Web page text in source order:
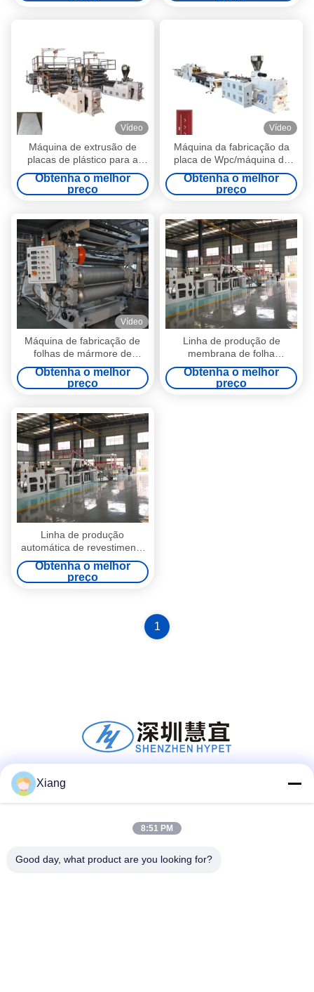
Fórmula de alto cálcio
Vídeo
Máquina de extrusão de
placas de plástico para a
produção de chapas de
mármore Pvc 1220
Obtenha o melhor
preço
Vídeo
Máquina da fabricação da
placa de Wpc/máquina da
extrusão da placa espuma
de Wpc
Obtenha o melhor
preço
Vídeo
Máquina de fabricação de
folhas de mármore de
plástico HYPET PVC /Linia
de produção de placas de
mármore artificial / Máquina
plástico de mármore
Obtenha o melhor
preço
Linha de produção de
membrana de folha
impermeável de PE auto-
aderente com design de
parafuso único
Obtenha o melhor
preço
Linha de produção
automática de revestimento
adesivo de fusão a quente /
revestimento de filme e
revestimento de areia
Obtenha o melhor
preço
1
Contato Rápido
Xiang
8:51 PM
Good day, what product are you looking for?